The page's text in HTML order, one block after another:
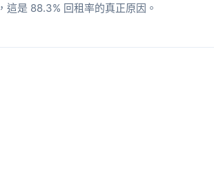
，這是 88.3% 回租率的真正原因。